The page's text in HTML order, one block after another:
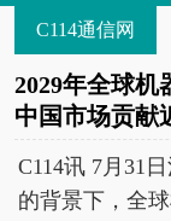
C114通信网
2029年全球机
中国市场贡献
C114讯 7月31
的背景下，全